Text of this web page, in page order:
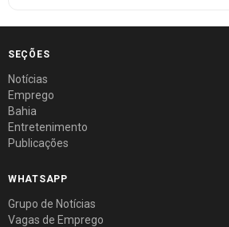
SEÇÕES
Notícias
Emprego
Bahia
Entretenimento
Publicações
WHATSAPP
Grupo de Notícias
Vagas de Emprego